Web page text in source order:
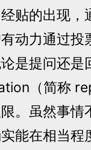
贴的出现，
动力通过投
是提问还是
（简称
。虽然事情
能在相当程